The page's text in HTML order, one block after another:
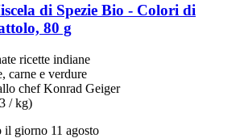
di Spezie Bio -​ Colori di
80 g
ricette indiane
carne e verdure
chef Konrad Geiger
/ kg)
il giorno 11 agosto